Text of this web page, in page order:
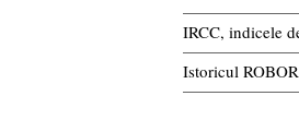
IRCC, indicele
Istoricul